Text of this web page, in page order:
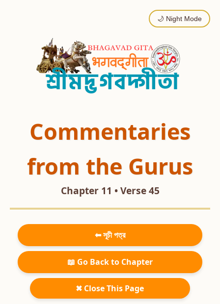
🌙 Night Mode
Commentaries
from the Gurus
Chapter 11 • Verse 45
⬅ সূচী পত্র
📖 Go Back to Chapter
✖ Close This Page